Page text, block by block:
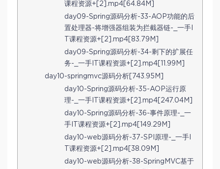
课程资源+[2].mp4[64.84M]
day09-Spring源码分析-33-AOP功能的后
置处理器-将增强器组装为拦截器链-_一手I
T课程资源+[2].mp4[83.79M]
day09-Spring源码分析-34-剩下的扩展任
务-_一手IT课程资源+[2].mp4[11.99M]
day10-springmvc源码分析[743.95M]
day10-Spring源码分析-35-AOP运行原
理-_一手IT课程资源+[2].mp4[247.04M]
day10-Spring源码分析-36-事件原理-_一
手IT课程资源+[2].mp4[149.29M]
day10-web源码分析-37-SPI原理-_一手I
T课程资源+[2].mp4[38.09M]
day10-web源码分析-38-SpringMVC基于